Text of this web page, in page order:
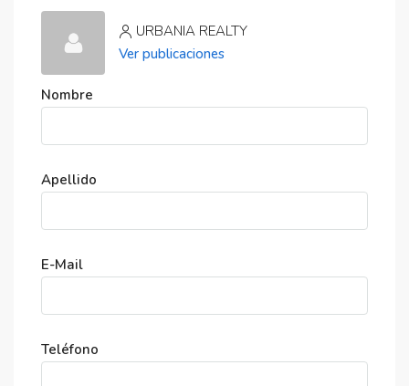
URBANIA REALTY
Ver publicaciones
Nombre
Apellido
E-Mail
Teléfono